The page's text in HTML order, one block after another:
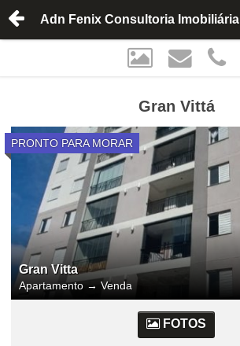
Adn Fenix Consultoria Imobiliária
Gran Vittá
PRONTO PARA MORAR
Gran Vitta
Apartamento→ Venda
FOTOS